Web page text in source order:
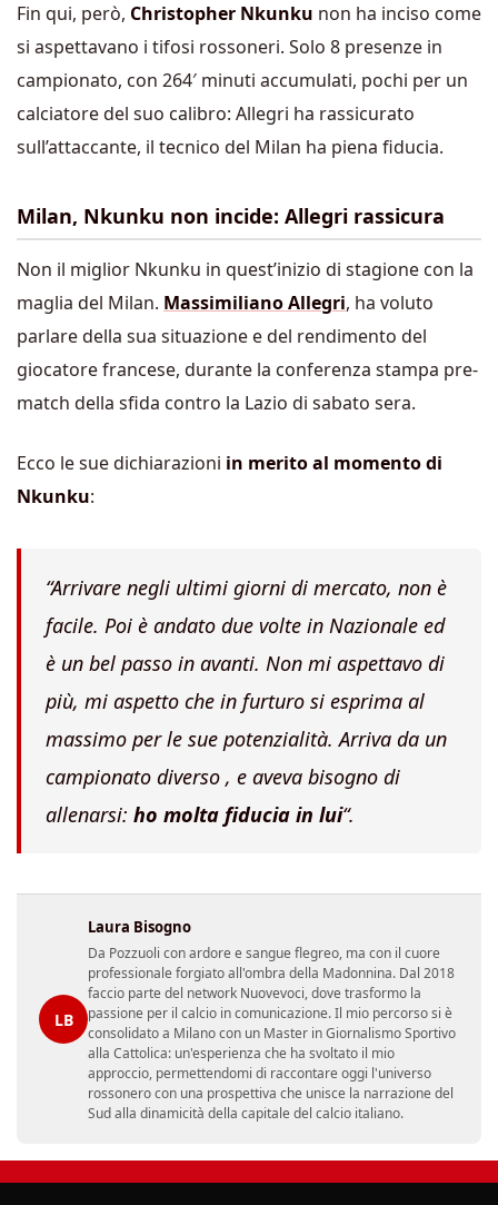
Fin qui, però, Christopher Nkunku non ha inciso come
si aspettavano i tifosi rossoneri. Solo 8 presenze in
campionato, con 264′ minuti accumulati, pochi per un
calciatore del suo calibro: Allegri ha rassicurato
sull’attaccante, il tecnico del Milan ha piena fiducia.
Milan, Nkunku non incide: Allegri rassicura
Non il miglior Nkunku in quest’inizio di stagione con la
maglia del Milan. Massimiliano Allegri, ha voluto
parlare della sua situazione e del rendimento del
giocatore francese, durante la conferenza stampa pre-
match della sfida contro la Lazio di sabato sera.
Ecco le sue dichiarazioni in merito al momento di
Nkunku:
“Arrivare negli ultimi giorni di mercato, non è
facile. Poi è andato due volte in Nazionale ed
è un bel passo in avanti. Non mi aspettavo di
più, mi aspetto che in furturo si esprima al
massimo per le sue potenzialità. Arriva da un
campionato diverso , e aveva bisogno di
allenarsi: ho molta fiducia in lui“.
LB
Laura Bisogno
Da Pozzuoli con ardore e sangue flegreo, ma con il cuore
professionale forgiato all'ombra della Madonnina. Dal 2018
faccio parte del network Nuovevoci, dove trasformo la
passione per il calcio in comunicazione. Il mio percorso si è
consolidato a Milano con un Master in Giornalismo Sportivo
alla Cattolica: un'esperienza che ha svoltato il mio
approccio, permettendomi di raccontare oggi l'universo
rossonero con una prospettiva che unisce la narrazione del
Sud alla dinamicità della capitale del calcio italiano.